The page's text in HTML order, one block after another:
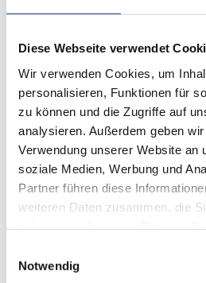
Diese Webseite verwendet
Wir verwenden Cookies, um
personalisieren, Funktionen für
zu können und die Zugriffe auf
analysieren. Außerdem geben
Verwendung unserer Website an
soziale Medien, Werbung und
Partner führen diese
weiteren Daten zusammen, die
Notwendig
Robert Koch-Institut - Reisemedizin
Robert Koch-Institut - Covid 19
Einwilligungsbogen Biontech /
Robert Koch-Institut - Covid 19
Einwilligungsbogen AstraZeneca /
Deutsche Diabetes-Gesellschaft
Deutsche Atemwegsliga